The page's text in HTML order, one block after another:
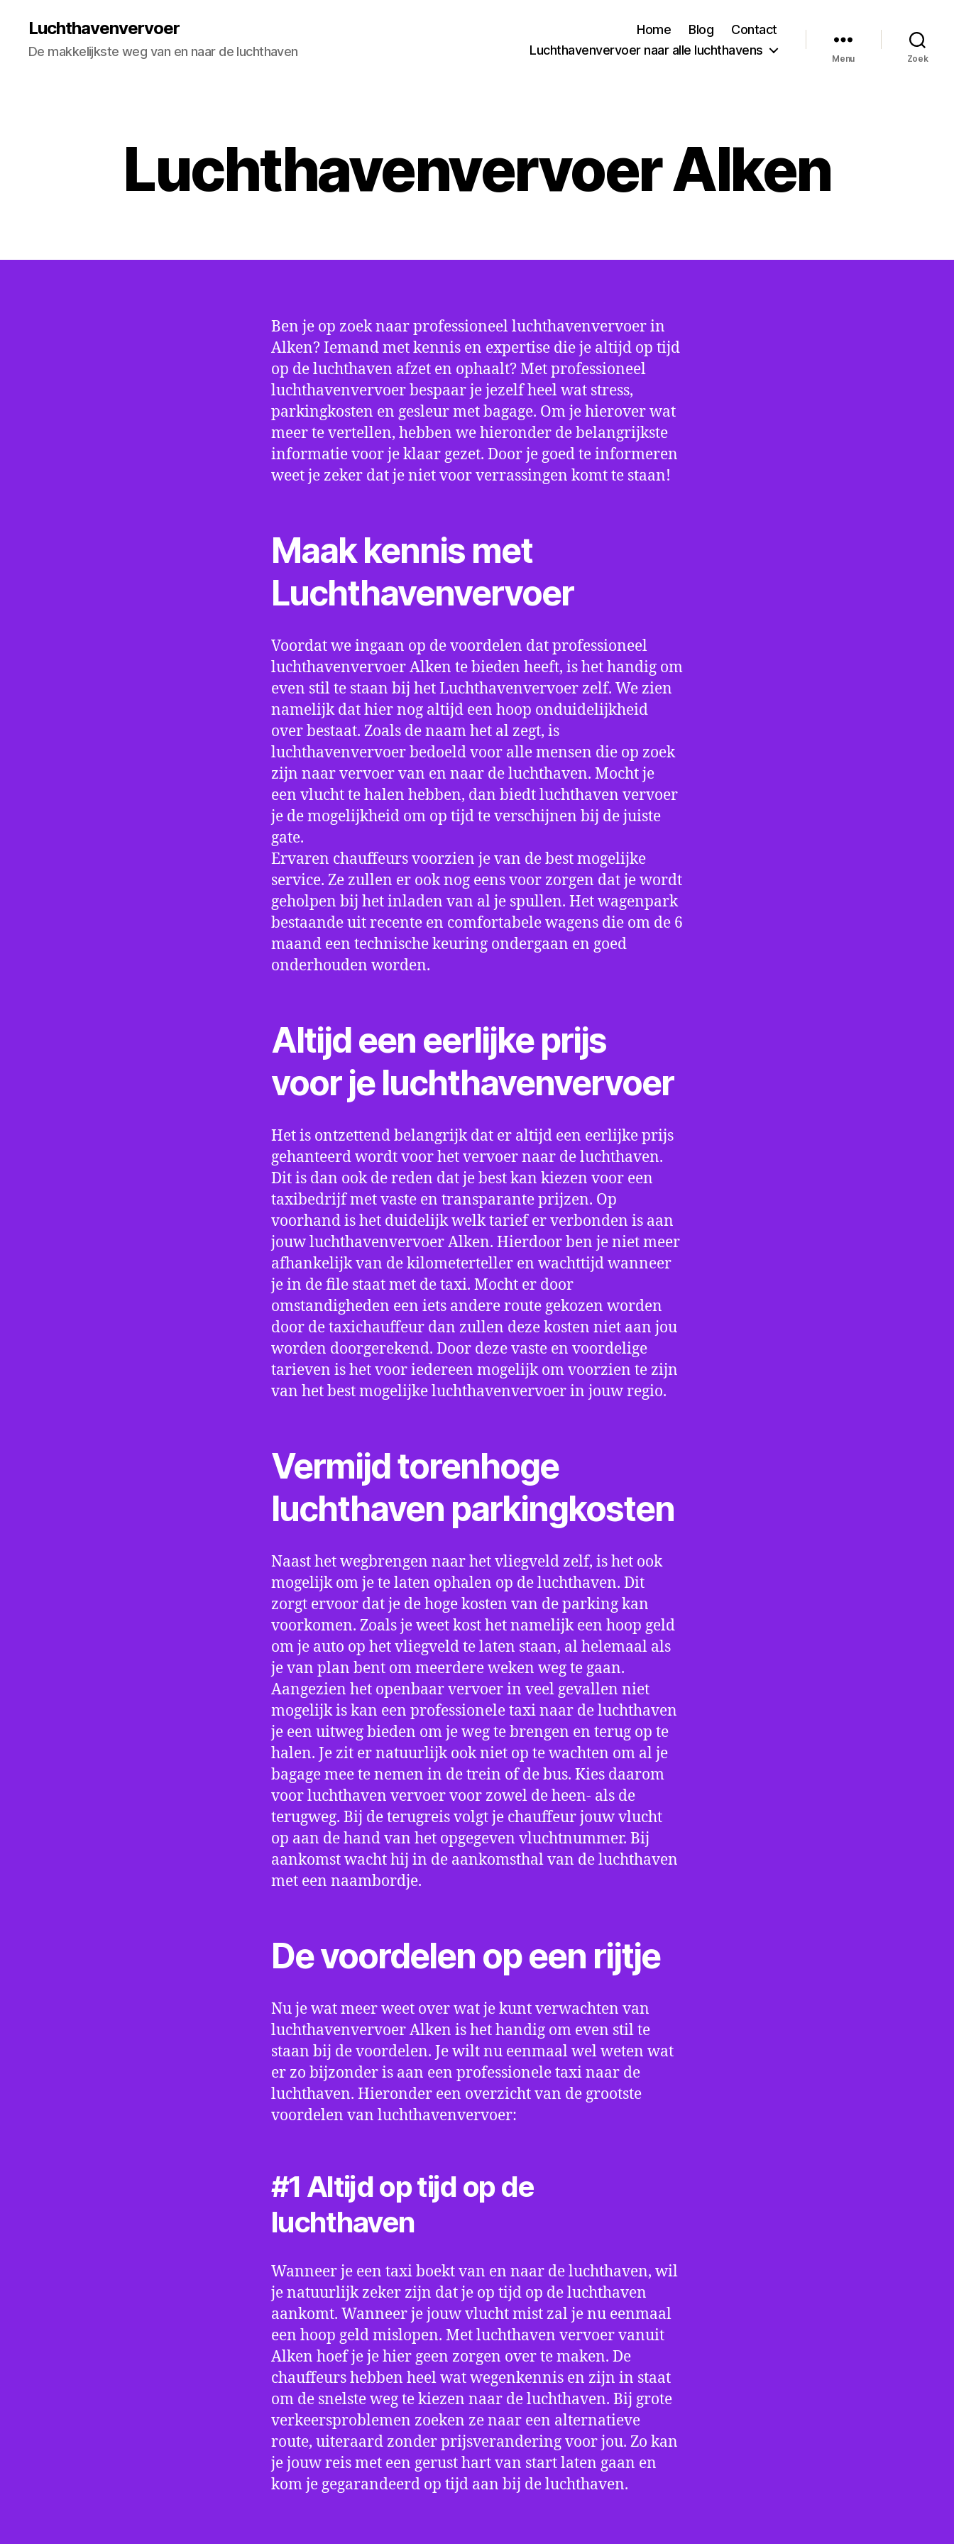
Luchthavenvervoer
De makkelijkste weg van en naar de luchthaven
Home Blog
Contact
Luchthavenvervoer naar alle luchthavens
Menu Zoek
Luchthavenvervoer Alken
Ben je op zoek naar professioneel luchthavenvervoer in
Alken? Iemand met kennis en expertise die je altijd op tijd
op de luchthaven afzet en ophaalt? Met professioneel
luchthavenvervoer bespaar je jezelf heel wat stress,
parkingkosten en gesleur met bagage. Om je hierover wat
meer te vertellen, hebben we hieronder de belangrijkste
informatie voor je klaar gezet. Door je goed te informeren
weet je zeker dat je niet voor verrassingen komt te staan!
Maak kennis met
Luchthavenvervoer
Voordat we ingaan op de voordelen dat professioneel
luchthavenvervoer Alken te bieden heeft, is het handig om
even stil te staan bij het Luchthavenvervoer zelf. We zien
namelijk dat hier nog altijd een hoop onduidelijkheid
over bestaat. Zoals de naam het al zegt, is
luchthavenvervoer bedoeld voor alle mensen die op zoek
zijn naar vervoer van en naar de luchthaven. Mocht je
een vlucht te halen hebben, dan biedt luchthaven vervoer
je de mogelijkheid om op tijd te verschijnen bij de juiste
gate.
Ervaren chauffeurs voorzien je van de best mogelijke
service. Ze zullen er ook nog eens voor zorgen dat je wordt
geholpen bij het inladen van al je spullen. Het wagenpark
bestaande uit recente en comfortabele wagens die om de 6
maand een technische keuring ondergaan en goed
onderhouden worden.
Altijd een eerlijke prijs
voor je luchthavenvervoer
Het is ontzettend belangrijk dat er altijd een eerlijke prijs
gehanteerd wordt voor het vervoer naar de luchthaven.
Dit is dan ook de reden dat je best kan kiezen voor een
taxibedrijf met vaste en transparante prijzen. Op
voorhand is het duidelijk welk tarief er verbonden is aan
jouw luchthavenvervoer Alken. Hierdoor ben je niet meer
afhankelijk van de kilometerteller en wachttijd wanneer
je in de file staat met de taxi. Mocht er door
omstandigheden een iets andere route gekozen worden
door de taxichauffeur dan zullen deze kosten niet aan jou
worden doorgerekend. Door deze vaste en voordelige
tarieven is het voor iedereen mogelijk om voorzien te zijn
van het best mogelijke luchthavenvervoer in jouw regio.
Vermijd torenhoge
luchthaven parkingkosten
Naast het wegbrengen naar het vliegveld zelf, is het ook
mogelijk om je te laten ophalen op de luchthaven. Dit
zorgt ervoor dat je de hoge kosten van de parking kan
voorkomen. Zoals je weet kost het namelijk een hoop geld
om je auto op het vliegveld te laten staan, al helemaal als
je van plan bent om meerdere weken weg te gaan.
Aangezien het openbaar vervoer in veel gevallen niet
mogelijk is kan een professionele taxi naar de luchthaven
je een uitweg bieden om je weg te brengen en terug op te
halen. Je zit er natuurlijk ook niet op te wachten om al je
bagage mee te nemen in de trein of de bus. Kies daarom
voor luchthaven vervoer voor zowel de heen- als de
terugweg. Bij de terugreis volgt je chauffeur jouw vlucht
op aan de hand van het opgegeven vluchtnummer. Bij
aankomst wacht hij in de aankomsthal van de luchthaven
met een naambordje.
De voordelen op een rijtje
Nu je wat meer weet over wat je kunt verwachten van
luchthavenvervoer Alken is het handig om even stil te
staan bij de voordelen. Je wilt nu eenmaal wel weten wat
er zo bijzonder is aan een professionele taxi naar de
luchthaven. Hieronder een overzicht van de grootste
voordelen van luchthavenvervoer:
#1 Altijd op tijd op de
luchthaven
Wanneer je een taxi boekt van en naar de luchthaven, wil
je natuurlijk zeker zijn dat je op tijd op de luchthaven
aankomt. Wanneer je jouw vlucht mist zal je nu eenmaal
een hoop geld mislopen. Met luchthaven vervoer vanuit
Alken hoef je je hier geen zorgen over te maken. De
chauffeurs hebben heel wat wegenkennis en zijn in staat
om de snelste weg te kiezen naar de luchthaven. Bij grote
verkeersproblemen zoeken ze naar een alternatieve
route, uiteraard zonder prijsverandering voor jou. Zo kan
je jouw reis met een gerust hart van start laten gaan en
kom je gegarandeerd op tijd aan bij de luchthaven.